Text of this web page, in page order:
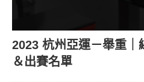
2023 杭州亞運－舉重｜
＆出賽名單